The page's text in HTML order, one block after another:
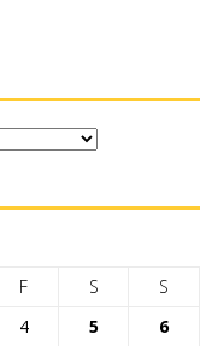
F S
S
4 5
6